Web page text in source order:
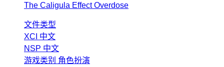
The Caligula Effect Overdose
文件类型
XCI 中文
NSP 中文
游戏类别 角色扮演